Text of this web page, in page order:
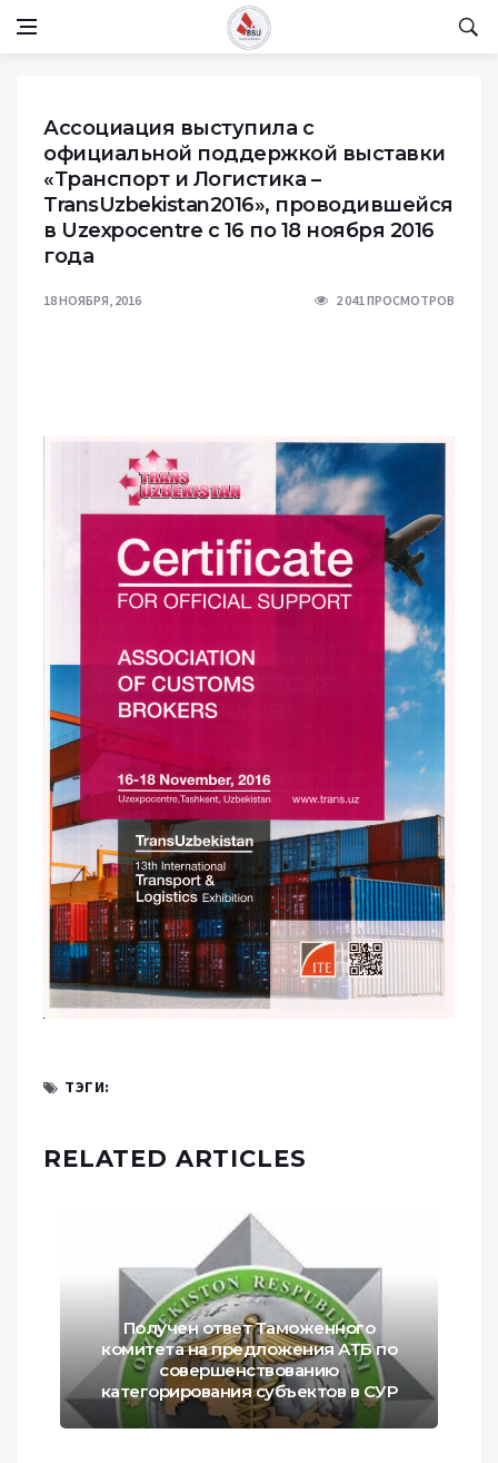
Ассоциация выступила с
официальной поддержкой выставки
«Транспорт и Логистика –
TransUzbekistan2016», проводившейся
в Uzexpocentre с 16 по 18 ноября 2016
года
18 НОЯБРЯ, 2016 2 041 ПРОСМОТРОВ
ТЭГИ:
RELATED ARTICLES
Получен ответ Таможенного
комитета на предложения АТБ по
совершенствованию
категорирования субъектов в СУР